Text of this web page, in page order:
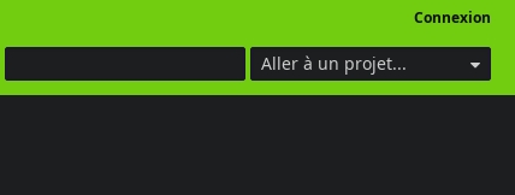
Connexion
Aller à un projet...